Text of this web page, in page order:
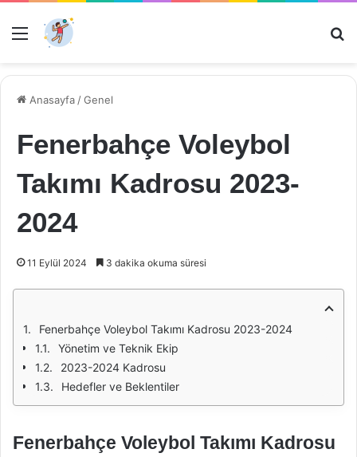
Menü
Anasayfa /Genel
Fenerbahçe Voleybol
Takımı Kadrosu 2023-
2024
11 Eylül 2024 3 dakika okuma süresi
Fenerbahçe Voleybol Takımı Kadrosu 2023-2024
Yönetim ve Teknik Ekip
2023-2024 Kadrosu
Hedefler ve Beklentiler
Fenerbahçe Voleybol Takımı Kadrosu